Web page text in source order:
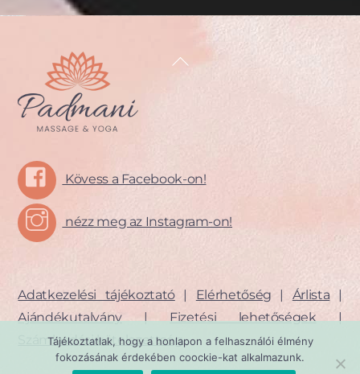
Back
Kövess a Facebook-on!
nézz meg az Instagram-on!
Adatkezelési tájékoztató| Elérhetőség | Árlista |
Ajándékutalvány | Fizetési lehetőségek |
Számlaadási kötelezettség
Tájékoztatlak, hogy a honlapon a felhasználói élmény
fokozásának érdekében coockie-kat alkalmazunk.